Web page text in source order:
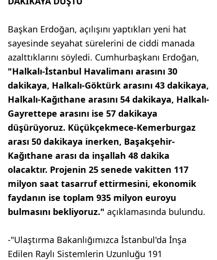
Başkan Erdoğan, açılışını yaptıkları yeni hat
sayesinde seyahat sürelerini de ciddi manada
azalttıklarını söyledi. Cumhurbaşkanı Erdoğan,
"Halkalı-İstanbul Havalimanı arasını 30
dakikaya, Halkalı-Göktürk arasını 43 dakikaya,
Halkalı-Kağıthane arasını 54 dakikaya, Halkalı-
Gayrettepe arasını ise 57 dakikaya
düşürüyoruz. Küçükçekmece-Kemerburgaz
arası 50 dakikaya inerken, Başakşehir-
Kağıthane arası da inşallah 48 dakika
olacaktır. Projenin 25 senede vakitten 117
milyon saat tasarruf ettirmesini, ekonomik
faydanın ise toplam 935 milyon euroyu
bulmasını bekliyoruz." açıklamasında bulundu.
-"Ulaştırma Bakanlığımızca İstanbul'da İnşa
Edilen Raylı Sistemlerin Uzunluğu 191